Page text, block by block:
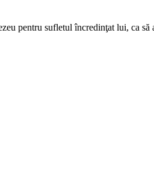
pentru sufletul încredinţat lui, ca să